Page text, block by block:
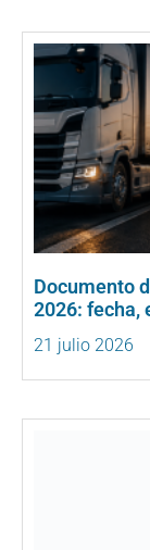
Documento
2026: fecha,
21 julio 2026